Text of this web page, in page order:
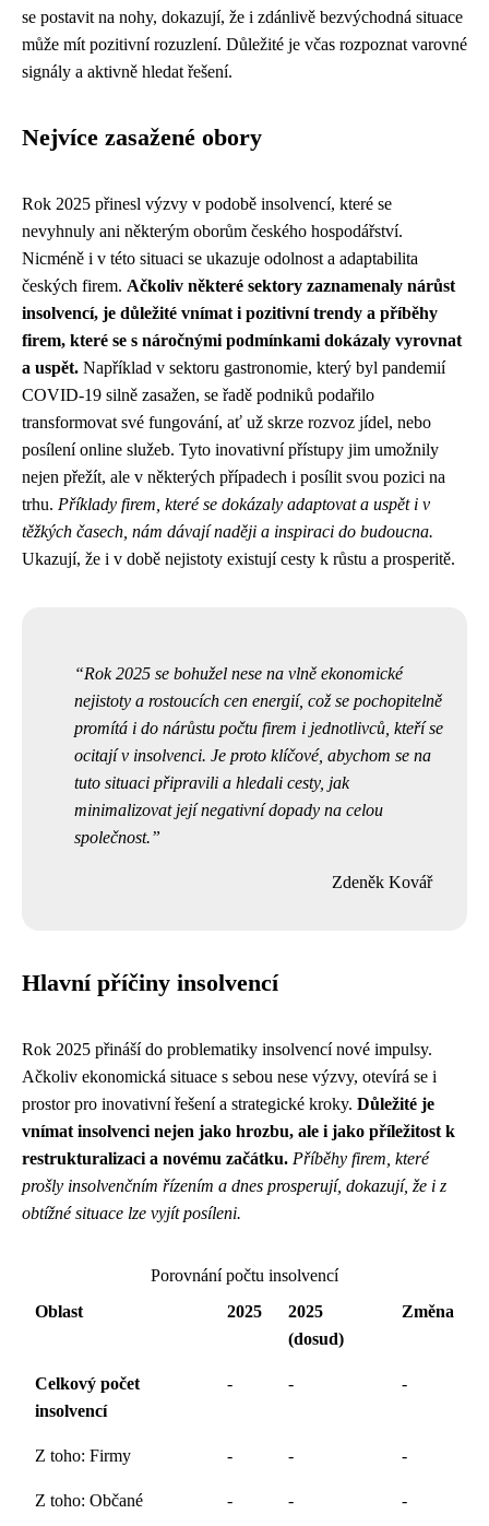
se postavit na nohy, dokazují, že i zdánlivě bezvýchodná situace
může mít pozitivní rozuzlení. Důležité je včas rozpoznat varovné
signály a aktivně hledat řešení.
Nejvíce zasažené obory
Rok 2025 přinesl výzvy v podobě insolvencí, které se
nevyhnuly ani některým oborům českého hospodářství.
Nicméně i v této situaci se ukazuje odolnost a adaptabilita
českých firem. Ačkoliv některé sektory zaznamenaly nárůst
insolvencí, je důležité vnímat i pozitivní trendy a příběhy
firem, které se s náročnými podmínkami dokázaly vyrovnat
a uspět. Například v sektoru gastronomie, který byl pandemií
COVID-19 silně zasažen, se řadě podniků podařilo
transformovat své fungování, ať už skrze rozvoz jídel, nebo
posílení online služeb. Tyto inovativní přístupy jim umožnily
nejen přežít, ale v některých případech i posílit svou pozici na
trhu. Příklady firem, které se dokázaly adaptovat a uspět i v
těžkých časech, nám dávají naději a inspiraci do budoucna.
Ukazují, že i v době nejistoty existují cesty k růstu a prosperitě.
Rok 2025 se bohužel nese na vlně ekonomické
nejistoty a rostoucích cen energií, což se pochopitelně
promítá i do nárůstu počtu firem i jednotlivců, kteří se
ocitají v insolvenci. Je proto klíčové, abychom se na
tuto situaci připravili a hledali cesty, jak
minimalizovat její negativní dopady na celou
společnost.
Zdeněk Kovář
Hlavní příčiny insolvencí
Rok 2025 přináší do problematiky insolvencí nové impulsy.
Ačkoliv ekonomická situace s sebou nese výzvy, otevírá se i
prostor pro inovativní řešení a strategické kroky. Důležité je
vnímat insolvenci nejen jako hrozbu, ale i jako příležitost k
restrukturalizaci a novému začátku. Příběhy firem, které
prošly insolvenčním řízením a dnes prosperují, dokazují, že i z
obtížné situace lze vyjít posíleni.
Porovnání počtu insolvencí
Oblast
2025
2025
(dosud)
Změna
Celkový počet
insolvencí
- - -
Z toho: Firmy - - -
Z toho: Občané - - -